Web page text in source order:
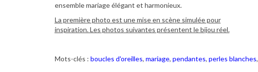
ensemble mariage élégant et harmonieux.
La première photo est une mise en scène simulée pour
inspiration. Les photos suivantes présentent le bijou réel.
Mots-clés : boucles d'oreilles, mariage, pendantes, perles blanches,